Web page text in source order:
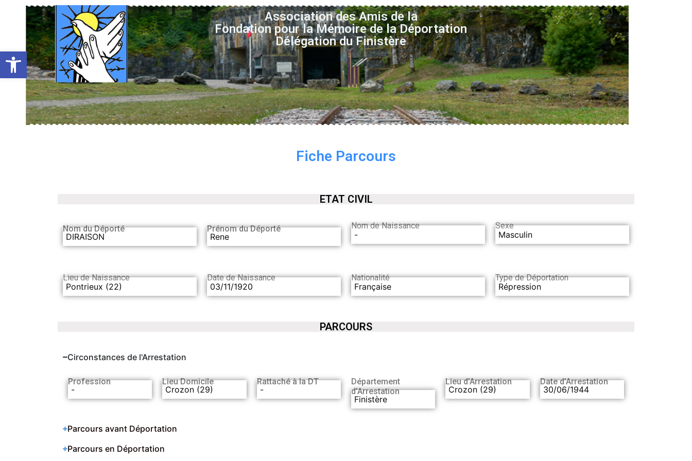
Ouvrir la barre d’outils
Association des Amis de la
Fondation pour la Mémoire de la Déportation
Délégation du Finistère
Fiche Parcours
ETAT CIVIL
Nom du Déporté
DIRAISON
Prénom du Déporté
Rene
Nom de Naissance
-
Sexe
Masculin
Lieu de Naissance
Pontrieux (22)
Date de Naissance
03/11/1920
Nationalité
Française
Type de Déportation
Répression
PARCOURS
Circonstances de l'Arrestation
Profession
-
Lieu Domicile
Crozon (29)
Rattaché à la DT
-
Département
d’Arrestation
Finistère
Lieu d’Arrestation
Crozon (29)
Date d’Arrestation
30/06/1944
Parcours avant Déportation
Parcours en Déportation